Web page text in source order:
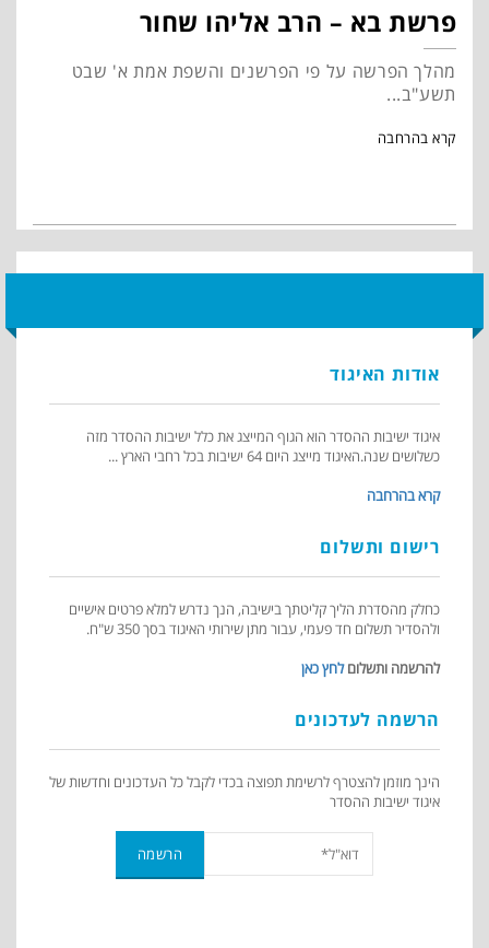
פרשת בא – הרב אליהו שחור
מהלך הפרשה על פי הפרשנים והשפת אמת א' שבט
תשע"ב...
קרא בהרחבה
אודות האיגוד
איגוד ישיבות ההסדר הוא הגוף המייצג את כלל ישיבות ההסדר מזה
כשלושים שנה.האיגוד מייצג היום 64 ישיבות בכל רחבי הארץ ...
קרא בהרחבה
רישום ותשלום
כחלק מהסדרת הליך קליטתך בישיבה, הנך נדרש למלא פרטים אישיים
ולהסדיר תשלום חד פעמי, עבור מתן שירותי האיגוד בסך 350 ש"ח.
להרשמה ותשלוםלחץ כאן
הרשמה לעדכונים
הינך מוזמן להצטרף לרשימת תפוצה בכדי לקבל כל העדכונים וחדשות של
איגוד ישיבות ההסדר